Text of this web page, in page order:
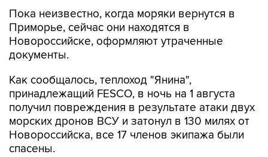
Пока неизвестно, когда моряки вернутся в
Приморье, сейчас они находятся в
Новороссийске, оформляют утраченные
документы.
Как сообщалось, теплоход "Янина",
принадлежащий FESCO, в ночь на 1 августа
получил повреждения в результате атаки двух
морских дронов ВСУ и затонул в 130 милях от
Новороссийска, все 17 членов экипажа были
спасены.